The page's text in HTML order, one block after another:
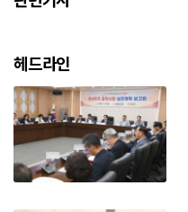
헤드라인